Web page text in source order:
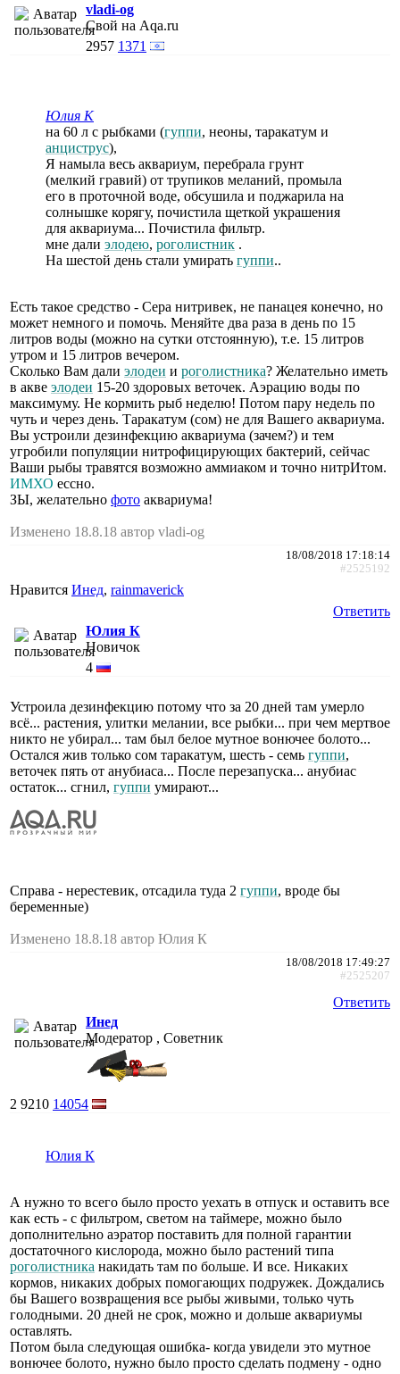
vladi-og
Свой на Aqa.ru
2957 1371
Юлия К
на 60 л с рыбками (гуппи, неоны, таракатум и
анциструс),
Я намыла весь аквариум, перебрала грунт
(мелкий гравий) от трупиков меланий, промыла
его в проточной воде, обсушила и поджарила на
солнышке корягу, почистила щеткой украшения
для аквариума... Почистила фильтр.
мне дали элодею, роголистник .
На шестой день стали умирать гуппи..
Есть такое средство - Сера нитривек, не панацея конечно, но
может немного и помочь. Меняйте два раза в день по 15
литров воды (можно на сутки отстоянную), т.е. 15 литров
утром и 15 литров вечером.
Сколько Вам дали элодеи и роголистника? Желательно иметь
в акве элодеи 15-20 здоровых веточек. Аэрацию воды по
максимуму. Не кормить рыб неделю! Потом пару недель по
чуть и через день. Таракатум (сом) не для Вашего аквариума.
Вы устроили дезинфекцию аквариума (зачем?) и тем
угробили популяции нитрофицирующих бактерий, сейчас
Ваши рыбы травятся возможно аммиаком и точно нитрИтом.
ИМХО ессно.
ЗЫ, желательно фото аквариума!
Изменено 18.8.18 автор vladi-og
18/08/2018 17:18:14
#2525192
Нравится Инед, rainmaverick
Ответить
Юлия К
Новичок
4
Устроила дезинфекцию потому что за 20 дней там умерло
всё... растения, улитки мелании, все рыбки... при чем мертвое
никто не убирал... там был белое мутное вонючее болото...
Остался жив только сом таракатум, шесть - семь гуппи,
веточек пять от анубиаса... После перезапуска... анубиас
остаток... сгнил, гуппи умирают...
Справа - нерестевик, отсадила туда 2 гуппи, вроде бы
беременные)
Изменено 18.8.18 автор Юлия К
18/08/2018 17:49:27
#2525207
Ответить
Инед
Модератор , Советник
2 9210 14054
Юлия К
А нужно то всего было просто уехать в отпуск и оставить все
как есть - с фильтром, светом на таймере, можно было
дополнительно аэратор поставить для полной гарантии
достаточного кислорода, можно было растений типа
роголистника накидать там по больше. И все. Никаких
кормов, никаких добрых помогающих подружек. Дождались
бы Вашего возвращения все рыбы живыми, только чуть
голодными. 20 дней не срок, можно и дольше аквариумы
оставлять.
Потом была следующая ошибка- когда увидели это мутное
вонючее болото, нужно было просто сделать подмену - одно